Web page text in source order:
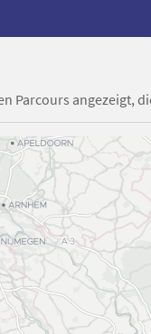
Parcours angezeigt,